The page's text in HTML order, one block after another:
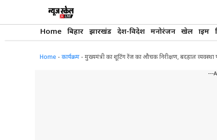
Home बिहार झारखंड देश-विदेश मनोरंजन खेल क्राइम
Home - कार्यक्रम - मुख्यमंत्री का शूटिंग रेंज का औचक निरीक्षण, बदहाल व्यवस्था
---